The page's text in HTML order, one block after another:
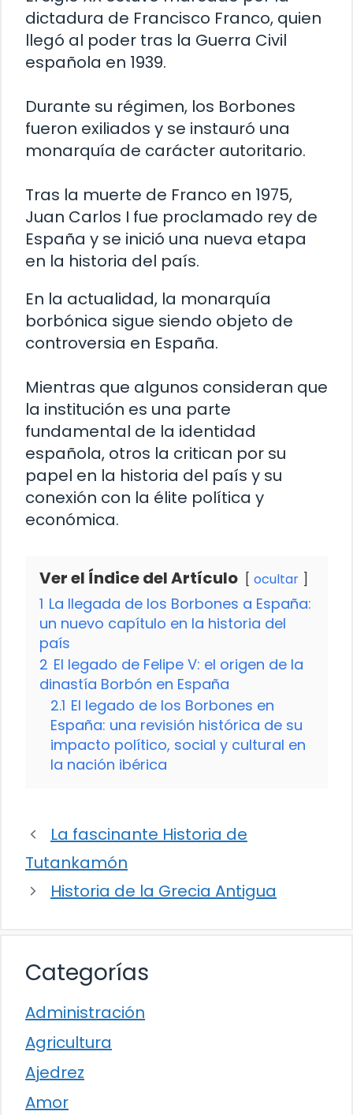
dictadura de Francisco Franco, quien
llegó al poder tras la Guerra Civil
española en 1939.
Durante su régimen, los Borbones
fueron exiliados y se instauró una
monarquía de carácter autoritario.
Tras la muerte de Franco en 1975,
Juan Carlos I fue proclamado rey de
España y se inició una nueva etapa
en la historia del país.
En la actualidad, la monarquía
borbónica sigue siendo objeto de
controversia en España.
Mientras que algunos consideran que
la institución es una parte
fundamental de la identidad
española, otros la critican por su
papel en la historia del país y su
conexión con la élite política y
económica.
Ver el Índice del Artículo ocultar
1 La llegada de los Borbones a España:
un nuevo capítulo en la historia del
país
2 El legado de Felipe V: el origen de la
dinastía Borbón en España
2.1 El legado de los Borbones en
España: una revisión histórica de su
impacto político, social y cultural en
la nación ibérica
La fascinante Historia de
Tutankamón
Historia de la Grecia Antigua
Categorías
Administración
Agricultura
Ajedrez
Amor